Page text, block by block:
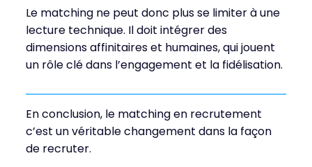
Le matching ne peut donc plus se limiter à une
lecture technique. Il doit intégrer des
dimensions affinitaires et humaines, qui jouent
un rôle clé dans l’engagement et la fidélisation.
En conclusion, le matching en recrutement
c’est un véritable changement dans la façon
de recruter.